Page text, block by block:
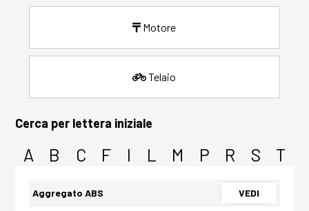
Motore
Telaio
Cerca per lettera iniziale
A B C F I L M P R S T
Aggregato ABS VEDI